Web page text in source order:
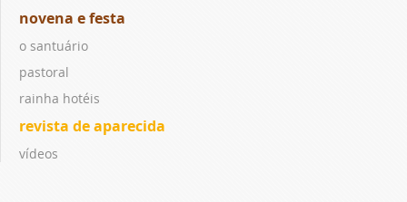
novena e festa
o santuário
pastoral
rainha hotéis
revista de aparecida
vídeos